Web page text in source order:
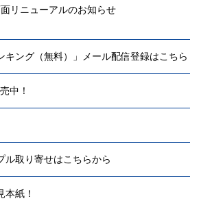
リニューアルのお知らせ
キング（無料）」メール配信登録はこちら
中！
ル取り寄せはこちらから
本紙！